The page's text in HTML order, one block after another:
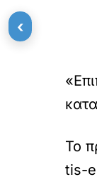
Το
tis-
‹